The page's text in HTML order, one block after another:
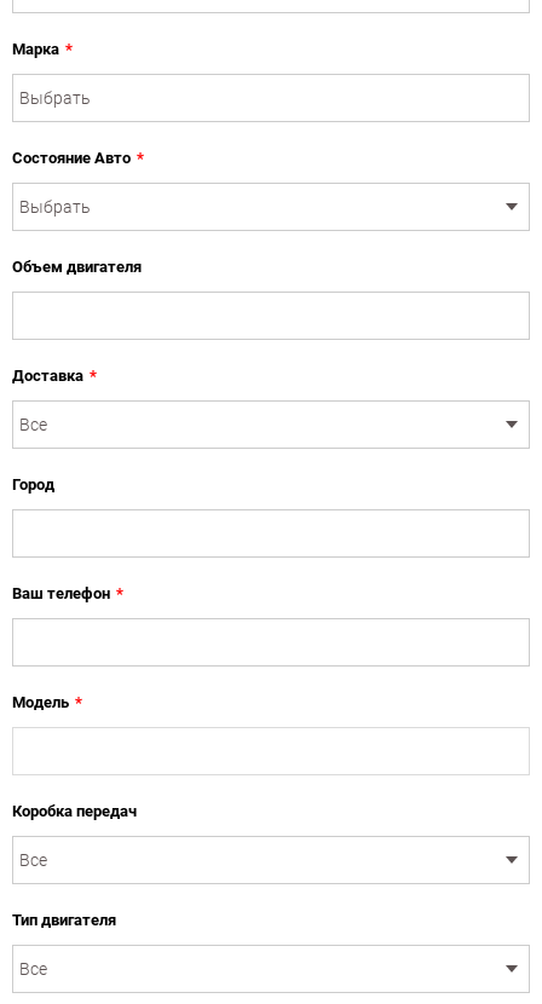
Марка *
Состояние Авто *
Объем двигателя
Доставка *
Город
Ваш телефон *
Модель *
Коробка передач
Тип двигателя